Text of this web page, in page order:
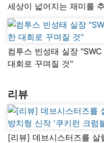
세상이 넓어지는 재미를
컴투스 빈성태 실장
대회로 꾸며질 것"
리뷰
[리뷰] 데브시스터즈를 살